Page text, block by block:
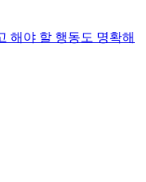
해야 할 행동도 명확해